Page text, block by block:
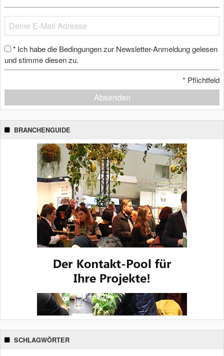
* Ich habe die Bedingungen zur Newsletter-Anmeldung gelesen
und stimme diesen zu.
* Pflichtfeld
Absenden
BRANCHENGUIDE
SCHLAGWÖRTER